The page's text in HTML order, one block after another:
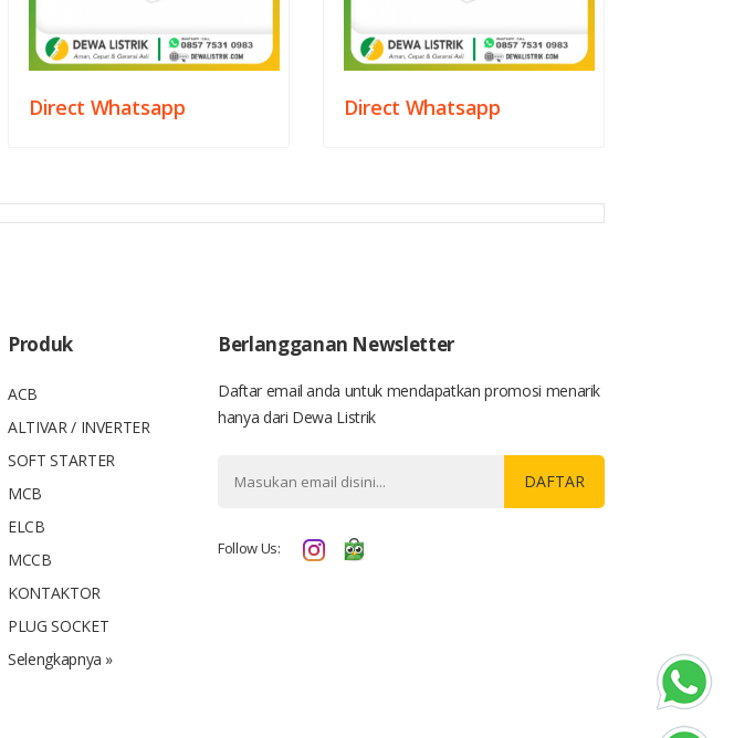
Direct Whatsapp Direct Whatsapp
Produk
ACB
ALTIVAR / INVERTER
SOFT STARTER
MCB
ELCB
MCCB
KONTAKTOR
PLUG SOCKET
Selengkapnya »
Berlangganan Newsletter
Daftar email anda untuk mendapatkan promosi menarik
hanya dari Dewa Listrik
DAFTAR
Follow Us: